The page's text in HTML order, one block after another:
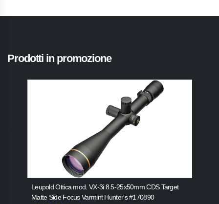
Prodotti in promozione
Leupold Ottica mod. VX-3i 8.5-25x50mm CDS Target
Matte Side Focus Varmint Hunter's #170890